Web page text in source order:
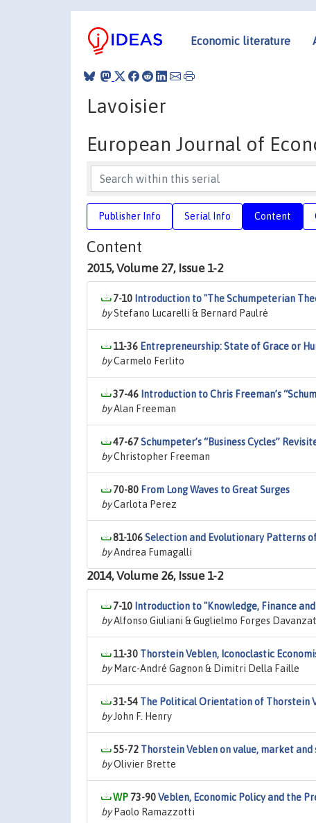
Economic literature
Lavoisier
European Journal of
Publisher Info Serial Info Content
Content
2015, Volume 27, Issue 1-2
7-10 Introduction to "The Schumpeterian
byStefano Lucarelli & Bernard Paulré
11-36 Entrepreneurship: State of Grace or
byCarmelo Ferlito
37-46 Introduction to Chris Freeman’s
byAlan Freeman
47-67Schumpeter’s “Business Cycles”
byChristopher Freeman
70-80 From Long Waves to Great Surges
byCarlota Perez
81-106Selection and Evolutionary Patterns
byAndrea Fumagalli
2014, Volume 26, Issue 1-2
7-10 Introduction to "Knowledge, Finance
byAlfonso Giuliani & Guglielmo Forges
11-30 Thorstein Veblen, Iconoclastic
byMarc-André Gagnon & Dimitri Della Faille
31-54 The Political Orientation of Thorstein
byJohn F. Henry
55-72 Thorstein Veblen on value, market
byOlivier Brette
73-90Veblen, Economic Policy and the
byPaolo Ramazzotti